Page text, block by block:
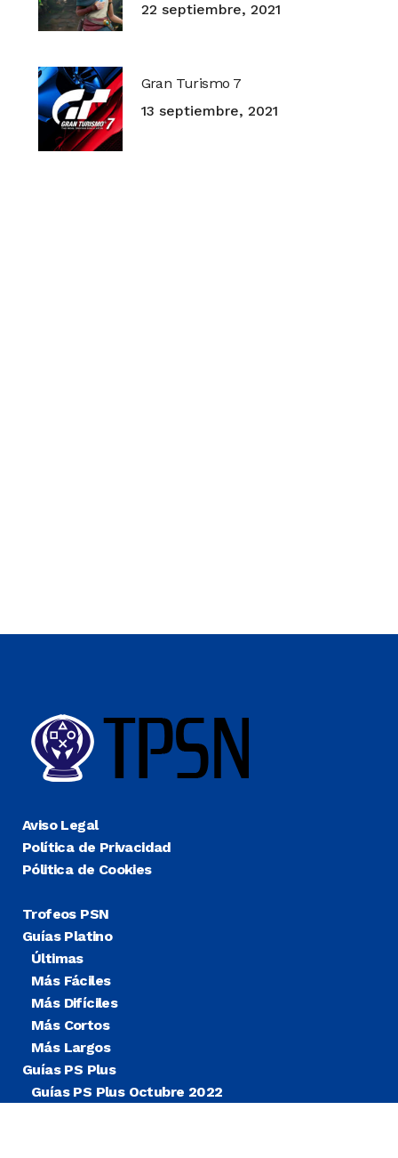
22 septiembre, 2021
Gran Turismo 7
13 septiembre, 2021
Aviso Legal
Política de Privacidad
Pólitica de Cookies
Trofeos PSN
Guías Platino
Últimas
Más Fáciles
Más Difíciles
Más Cortos
Más Largos
Guías PS Plus
Guías PS Plus Octubre 2022